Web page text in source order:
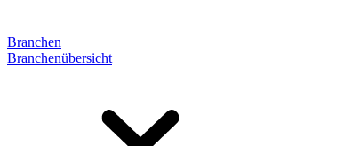
Branchen
Branchenübersicht